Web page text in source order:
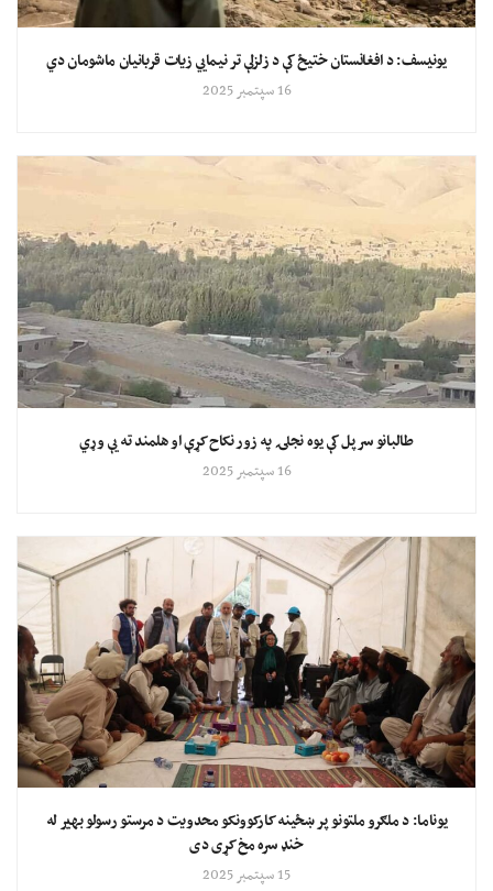
یونیسف: د افغانستان ختیځ کې د زلزلې تر نیمايي زیات قربانیان ماشومان دي
16 سپتمبر 2025
طالبانو سرپل کې یوه نجلۍ په زور نکاح کړې او هلمند ته یې وړي
16 سپتمبر 2025
یوناما: د ملګرو ملتونو پر ښځینه کارکوونکو محدویت د مرستو رسولو بهیر له
خنډ سره مخ کړی دی
15 سپتمبر 2025